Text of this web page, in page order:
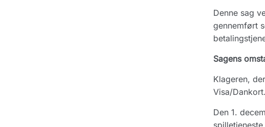
Denne sag
gennemført
Sagens
Klageren,
Visa/Dankort.
Den 1.